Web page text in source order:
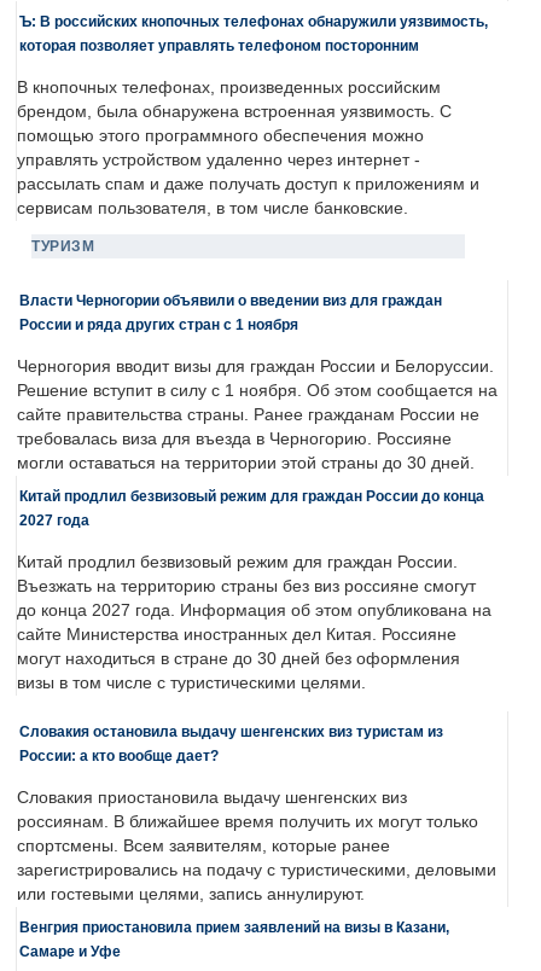
Ъ: В российских кнопочных телефонах обнаружили уязвимость,
которая позволяет управлять телефоном посторонним
В кнопочных телефонах, произведенных российским
брендом, была обнаружена встроенная уязвимость. С
помощью этого программного обеспечения можно
управлять устройством удаленно через интернет -
рассылать спам и даже получать доступ к приложениям и
сервисам пользователя, в том числе банковские.
ТУРИЗМ
Власти Черногории объявили о введении виз для граждан
России и ряда других стран с 1 ноября
Черногория вводит визы для граждан России и Белоруссии.
Решение вступит в силу с 1 ноября. Об этом сообщается на
сайте правительства страны. Ранее гражданам России не
требовалась виза для въезда в Черногорию. Россияне
могли оставаться на территории этой страны до 30 дней.
Китай продлил безвизовый режим для граждан России до конца
2027 года
Китай продлил безвизовый режим для граждан России.
Въезжать на территорию страны без виз россияне смогут
до конца 2027 года. Информация об этом опубликована на
сайте Министерства иностранных дел Китая. Россияне
могут находиться в стране до 30 дней без оформления
визы в том числе с туристическими целями.
Словакия остановила выдачу шенгенских виз туристам из
России: а кто вообще дает?
Словакия приостановила выдачу шенгенских виз
россиянам. В ближайшее время получить их могут только
спортсмены. Всем заявителям, которые ранее
зарегистрировались на подачу с туристическими, деловыми
или гостевыми целями, запись аннулируют.
Венгрия приостановила прием заявлений на визы в Казани,
Самаре и Уфе